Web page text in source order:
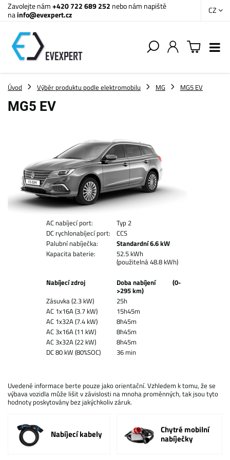
Zavolejte nám+420 722 689 252 nebo nám napiště
nainfo@evexpert.cz CZ
Úvod Výběr produktu podle elektromobilu MG MG5 EV
MG5 EV
AC nabíjecí port:
Typ 2
DC rychlonabíjecí port:
CCS
Palubní nabíječka:
Standardní 6.6 kW
Kapacita baterie:
52.5 kWh
(použitelná 48.8 kWh)
Nabíjecí zdroj
Doba nabíjení (0-
>295 km)
Zásuvka (2.3 kW)
25h
AC 1x16A (3.7 kW)
15h45m
AC 1x32A (7.4 kW)
8h45m
AC 3x16A (11 kW)
8h45m
AC 3x32A (22 kW)
8h45m
DC 80 kW (80%SOC)
36 min
Uvedené informace berte pouze jako orientační. Vzhledem k tomu, že se
výbava vozidla může lišit v závislosti na mnoha proměnných, tak jsou tyto
hodnoty poskytovány bez jakýchkoliv záruk.
Nabíjecí kabely Chytré mobilní
nabíječky